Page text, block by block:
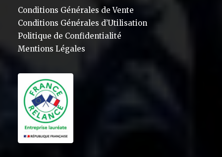
Conditions Générales de Vente
Conditions Générales d’Utilisation
Politique de Confidentialité
Mentions Légales